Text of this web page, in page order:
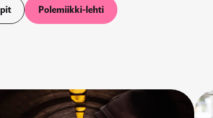
Polemiikki-lehti